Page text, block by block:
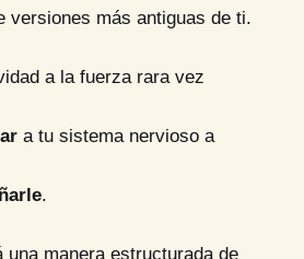
versiones más antiguas de ti.
a la fuerza rara vez
a tu sistema nervioso a
.
una manera estructurada de